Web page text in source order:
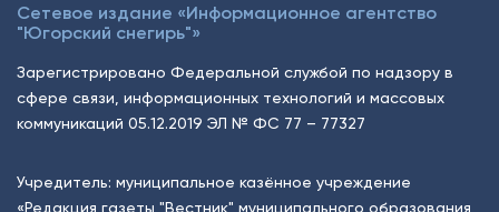
Сетевое издание «Информационное агентство
"Югорский снегирь"»
Зарегистрировано Федеральной службой по надзору в
сфере связи, информационных технологий и массовых
коммуникаций 05.12.2019 ЭЛ № ФС 77 – 77327
Учредитель: муниципальное казённое учреждение
«Редакция газеты "Вестник" муниципального образования